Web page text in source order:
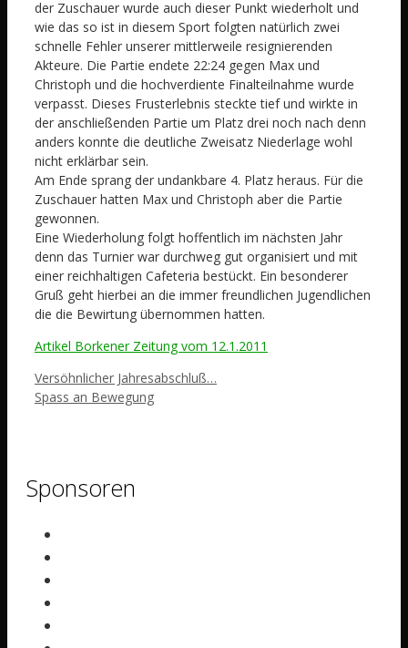
der Zuschauer wurde auch dieser Punkt wiederholt und
wie das so ist in diesem Sport folgten natürlich zwei
schnelle Fehler unserer mittlerweile resignierenden
Akteure. Die Partie endete 22:24 gegen Max und
Christoph und die hochverdiente Finalteilnahme wurde
verpasst. Dieses Frusterlebnis steckte tief und wirkte in
der anschließenden Partie um Platz drei noch nach denn
anders konnte die deutliche Zweisatz Niederlage wohl
nicht erklärbar sein.
Am Ende sprang der undankbare 4. Platz heraus. Für die
Zuschauer hatten Max und Christoph aber die Partie
gewonnen.
Eine Wiederholung folgt hoffentlich im nächsten Jahr
denn das Turnier war durchweg gut organisiert und mit
einer reichhaltigen Cafeteria bestückt. Ein besonderer
Gruß geht hierbei an die immer freundlichen Jugendlichen
die die Bewirtung übernommen hatten.
Artikel Borkener Zeitung vom 12.1.2011
Versöhnlicher Jahresabschluß…
Spass an Bewegung
Sponsoren